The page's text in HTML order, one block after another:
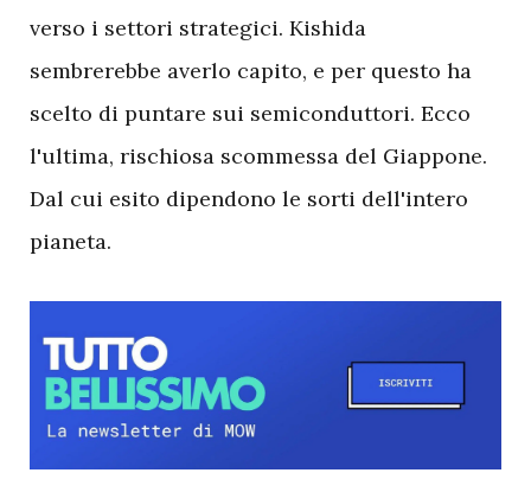
verso i settori strategici. Kishida
sembrerebbe averlo capito, e per questo ha
scelto di puntare sui semiconduttori. Ecco
l'ultima, rischiosa scommessa del Giappone.
Dal cui esito dipendono le sorti dell'intero
pianeta.